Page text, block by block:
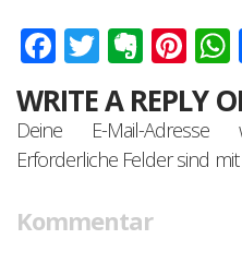
Facebook
Twitter
WRITE A REPLY
Deine E-Mail-
Erforderliche Felder sind mit
Kommentar